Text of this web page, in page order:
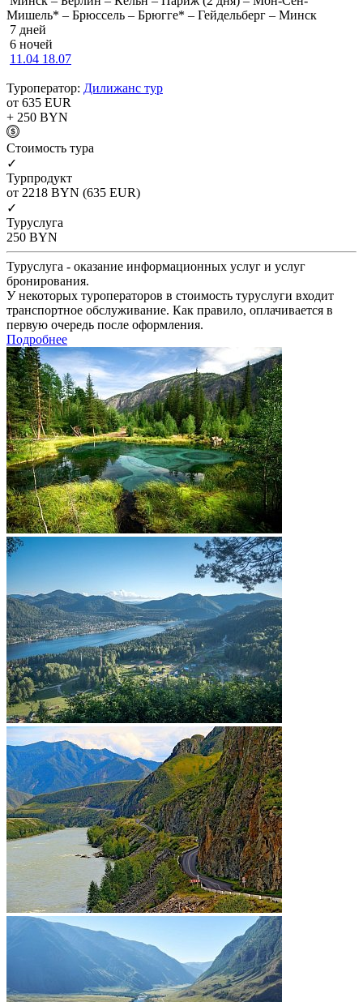
Мишель* – Брюссель – Брюгге* – Гейдельберг – Минск
7 дней
6 ночей
11.04 18.07
Туроператор: Дилижанс тур
от 635 EUR
+ 250 BYN
Cтоимость тура
✓
Турпродукт
от 2218 BYN (635 EUR)
✓
Туруслуга
250 BYN
Туруслуга - оказание информационных услуг и услуг
бронирования.
У некоторых туроператоров в стоимость туруслуги входит
транспортное обслуживание. Как правило, оплачивается в
первую очередь после оформления.
Подробнее